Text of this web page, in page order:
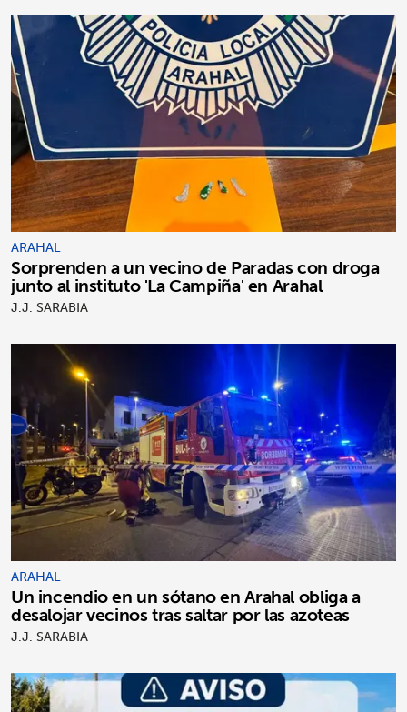
ARAHAL
Sorprenden a un vecino de Paradas con droga
junto al instituto 'La Campiña' en Arahal
J.J. SARABIA
ARAHAL
Un incendio en un sótano en Arahal obliga a
desalojar vecinos tras saltar por las azoteas
J.J. SARABIA